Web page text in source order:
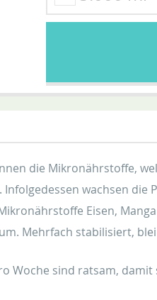
die Mikronährstoffe,
wachsen
Eisen,
Mehrfach stabilisiert,
Woche sind ratsam,